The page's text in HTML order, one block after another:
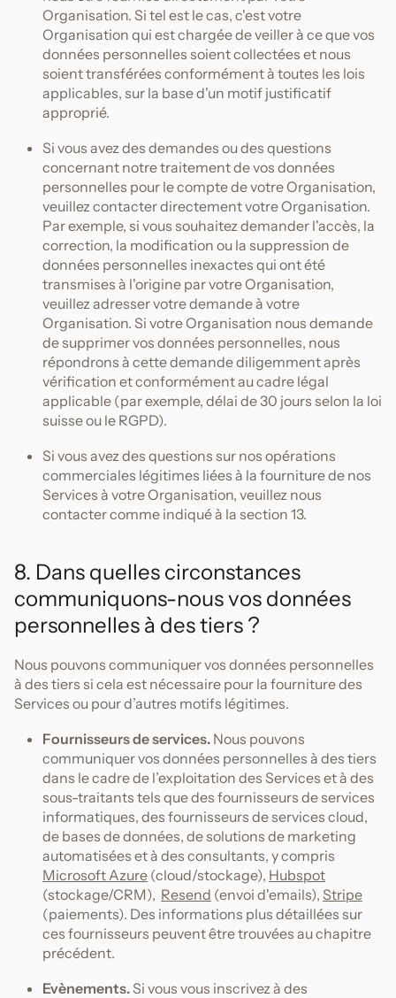
Organisation. Si tel est le cas, c'est votre
Organisation qui est chargée de veiller à ce que vos
données personnelles soient collectées et nous
soient transférées conformément à toutes les lois
applicables, sur la base d'un motif justificatif
approprié.
Si vous avez des demandes ou des questions
concernant notre traitement de vos données
personnelles pour le compte de votre Organisation,
veuillez contacter directement votre Organisation.
Par exemple, si vous souhaitez demander l'accès, la
correction, la modification ou la suppression de
données personnelles inexactes qui ont été
transmises à l'origine par votre Organisation,
veuillez adresser votre demande à votre
Organisation. Si votre Organisation nous demande
de supprimer vos données personnelles, nous
répondrons à cette demande diligemment après
vérification et conformément au cadre légal
applicable (par exemple, délai de 30 jours selon la loi
suisse ou le RGPD).
Si vous avez des questions sur nos opérations
commerciales légitimes liées à la fourniture de nos
Services à votre Organisation, veuillez nous
contacter comme indiqué à la section 13.
8. Dans quelles circonstances
communiquons-nous vos données
personnelles à des tiers ?
Nous pouvons communiquer vos données personnelles
à des tiers si cela est nécessaire pour la fourniture des
Services ou pour d’autres motifs légitimes.
Fournisseurs de services. Nous pouvons
communiquer vos données personnelles à des tiers
dans le cadre de l’exploitation des Services et à des
sous-traitants tels que des fournisseurs de services
informatiques, des fournisseurs de services cloud,
de bases de données, de solutions de marketing
automatisées et à des consultants, y compris
Microsoft Azure (cloud/stockage), Hubspot
(stockage/CRM), Resend (envoi d'emails), Stripe
(paiements). Des informations plus détaillées sur
ces fournisseurs peuvent être trouvées au chapitre
précédent.
Evènements.Si vous vous inscrivez à des